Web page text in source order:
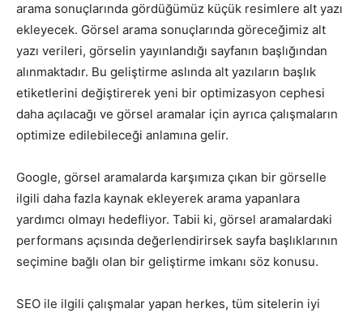
arama sonuçlarında gördüğümüz küçük resimlere alt yazı
ekleyecek. Görsel arama sonuçlarında göreceğimiz alt
yazı verileri, görselin yayınlandığı sayfanın başlığından
alınmaktadır. Bu geliştirme aslında alt yazıların başlık
etiketlerini değiştirerek yeni bir optimizasyon cephesi
daha açılacağı ve görsel aramalar için ayrıca çalışmaların
optimize edilebileceği anlamına gelir.
Google, görsel aramalarda karşımıza çıkan bir görselle
ilgili daha fazla kaynak ekleyerek arama yapanlara
yardımcı olmayı hedefliyor. Tabii ki, görsel aramalardaki
performans açısında değerlendirirsek sayfa başlıklarının
seçimine bağlı olan bir geliştirme imkanı söz konusu.
SEO ile ilgili çalışmalar yapan herkes, tüm sitelerin iyi